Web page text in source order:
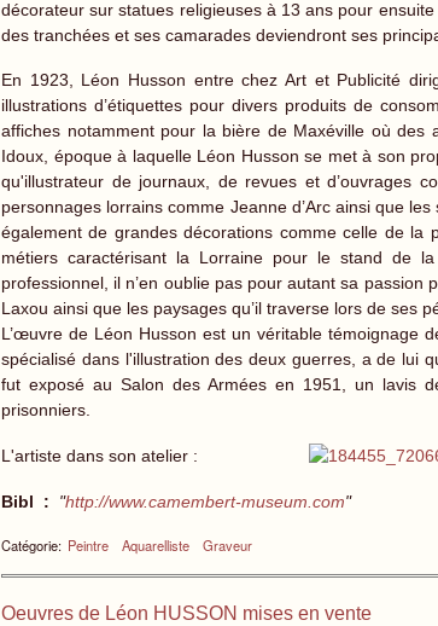
décorateur sur statues religieuses à 13 ans pour
des tranchées et ses camarades deviendront ses
En 1923, Léon Husson entre chez Art et Publicité
illustrations d’étiquettes pour divers produits de
affiches notamment pour la bière de Maxéville où des
Idoux, époque à laquelle Léon Husson se met à son
qu'illustrateur de journaux, de revues et d’ouvrages
personnages lorrains comme Jeanne d’Arc ainsi que
également de grandes décorations comme celle de la
métiers caractérisant la Lorraine pour le stand de
professionnel, il n’en oublie pas pour autant sa
Laxou ainsi que les paysages qu’il traverse lors de ses
L’œuvre de Léon Husson est un véritable
spécialisé dans l'illustration des deux guerres, a de lui
fut exposé au Salon des Armées en 1951, un lavis
prisonniers.
L'artiste dans son atelier :
Bibl : "http://www.camembert-museum.com"
Catégorie: Peintre Aquarelliste Graveur
Oeuvres de Léon HUSSON mises en vente